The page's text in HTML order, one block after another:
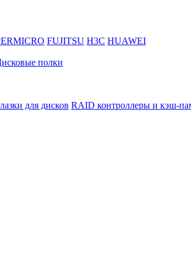
FUJITSU H3C HUAWEI
полки
для дисков RAID контроллеры и кэш-